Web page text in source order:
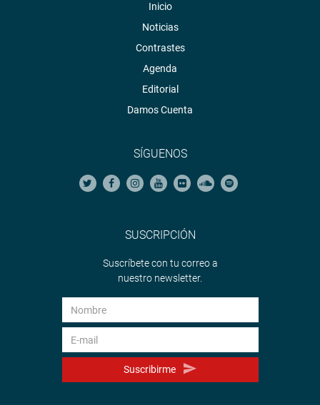
Inicio
Noticias
Contrastes
Agenda
Editorial
Damos Cuenta
SÍGUENOS
SUSCRIPCIÓN
Suscríbete con tu correo a
nuestro newsletter.
Suscribirme